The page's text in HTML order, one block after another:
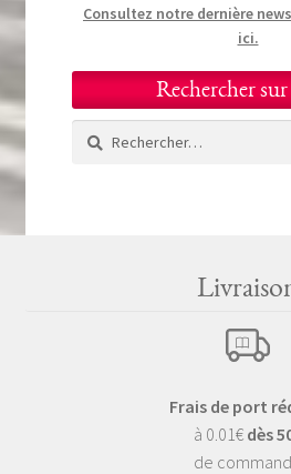
Consultez notre dernière
ici.
Rechercher sur
Rechercher :
Frais de port
à 0.01€ dès
de